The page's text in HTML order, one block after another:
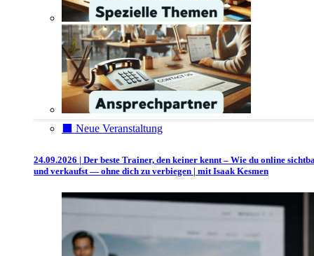
⬛️ Neue Veranstaltung
24.09.2026 | Der beste Trainer, den keiner kennt – Wie du online
und verkaufst — ohne dich zu verbiegen | mit Isaak Kesmen